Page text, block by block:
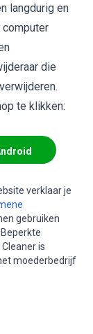
langdurig en
die
te klikken:
verklaar je
gebruiken
is
moederbedrijf